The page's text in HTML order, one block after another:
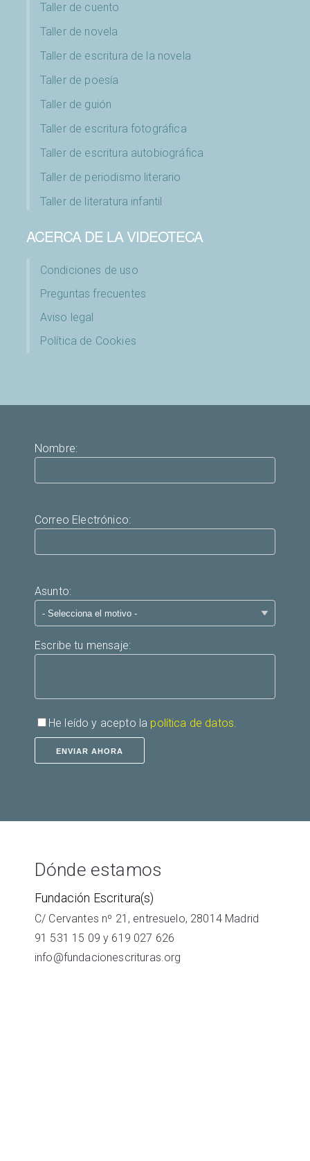
Taller de cuento
Taller de novela
Taller de escritura de la novela
Taller de poesía
Taller de guión
Taller de escritura fotográfica
Taller de escritura autobiográfica
Taller de periodismo literario
Taller de literatura infantil
ACERCA DE LA VIDEOTECA
Condiciones de uso
Preguntas frecuentes
Aviso legal
Política de Cookies
Nombre:
Correo Electrónico:
Asunto:
Escribe tu mensaje:
He leído y acepto la política de datos.
Dónde estamos
Fundación Escritura(s)
C/ Cervantes nº 21, entresuelo, 28014 Madrid
91 531 15 09 y 619 027 626
info@fundacionescrituras.org